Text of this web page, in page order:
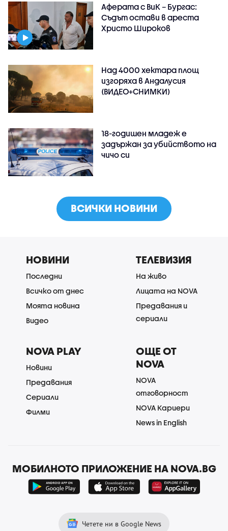
Аферата с ВиК – Бургас:
Съдът остави в ареста
Христо Широков
Над 4000 хектара площ
изгоряха в Андалусия
(ВИДЕО+СНИМКИ)
18-годишен младеж е
задържан за убийството на
чичо си
ВСИЧКИ НОВИНИ
НОВИНИ
Последни
Всичко от днес
Моята новина
Видео
ТЕЛЕВИЗИЯ
На живо
Лицата на NOVA
Предавания и
сериали
NOVA PLAY
Новини
Предавания
Сериали
Филми
ОЩЕ ОТ
NOVA
NOVA
отговорност
NOVA Кариери
News in English
МОБИЛНОТО ПРИЛОЖЕНИЕ НА NOVA.BG
Четете ни в Google News